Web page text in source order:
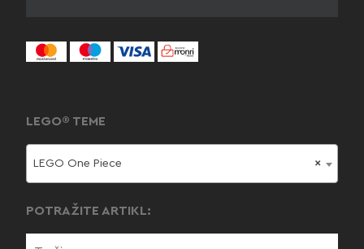
LEGO® TEME
×
LEGO One Piece
POTRAŽITE ARTIKL: